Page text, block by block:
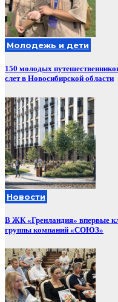
Молодежь и дети
150 молодых
слет в Новосибирской области
Новости
В ЖК «Гренландия» впервые
группы компаний «СОЮЗ»